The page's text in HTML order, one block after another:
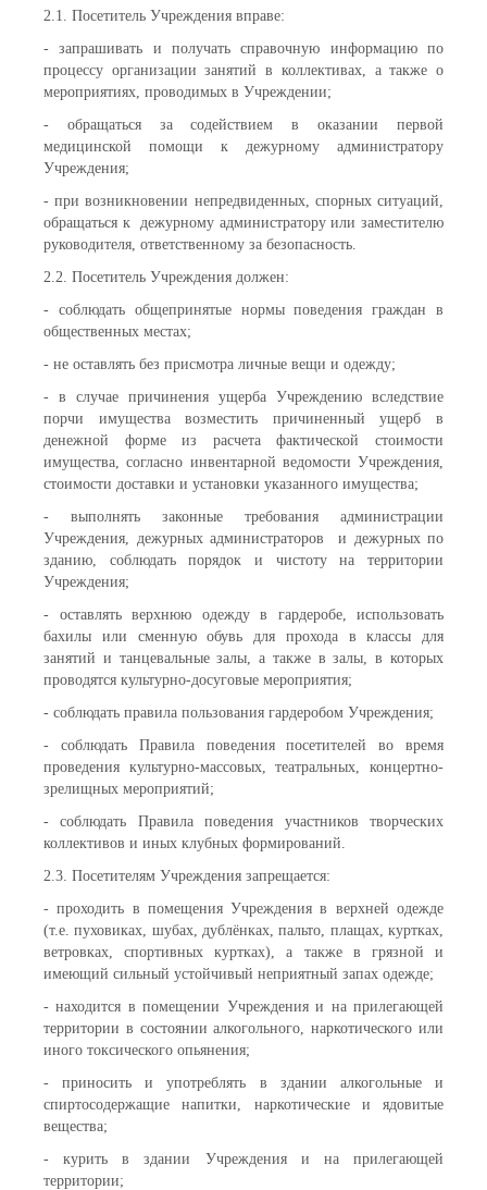
2.1. Посетитель Учреждения вправе:
- запрашивать и получать справочную информацию по
процессу организации занятий в коллективах, а также о
мероприятиях, проводимых в Учреждении;
- обращаться за содействием в оказании первой
медицинской помощи к дежурному администратору
Учреждения;
- при возникновении непредвиденных, спорных ситуаций,
обращаться к дежурному администратору или заместителю
руководителя, ответственному за безопасность.
2.2. Посетитель Учреждения должен:
- соблюдать общепринятые нормы поведения граждан в
общественных местах;
- не оставлять без присмотра личные вещи и одежду;
- в случае причинения ущерба Учреждению вследствие
порчи имущества возместить причиненный ущерб в
денежной форме из расчета фактической стоимости
имущества, согласно инвентарной ведомости Учреждения,
стоимости доставки и установки указанного имущества;
- выполнять законные требования администрации
Учреждения, дежурных администраторов и дежурных по
зданию, соблюдать порядок и чистоту на территории
Учреждения;
- оставлять верхнюю одежду в гардеробе, использовать
бахилы или сменную обувь для прохода в классы для
занятий и танцевальные залы, а также в залы, в которых
проводятся культурно-досуговые мероприятия;
- соблюдать правила пользования гардеробом Учреждения;
- соблюдать Правила поведения посетителей во время
проведения культурно-массовых, театральных, концертно-
зрелищных мероприятий;
- соблюдать Правила поведения участников творческих
коллективов и иных клубных формирований.
2.3. Посетителям Учреждения запрещается:
- проходить в помещения Учреждения в верхней одежде
(т.е. пуховиках, шубах, дублёнках, пальто, плащах, куртках,
ветровках, спортивных куртках), а также в грязной и
имеющий сильный устойчивый неприятный запах одежде;
- находится в помещении Учреждения и на прилегающей
территории в состоянии алкогольного, наркотического или
иного токсического опьянения;
- приносить и употреблять в здании алкогольные и
спиртосодержащие напитки, наркотические и ядовитые
вещества;
- курить в здании Учреждения и на прилегающей
территории;